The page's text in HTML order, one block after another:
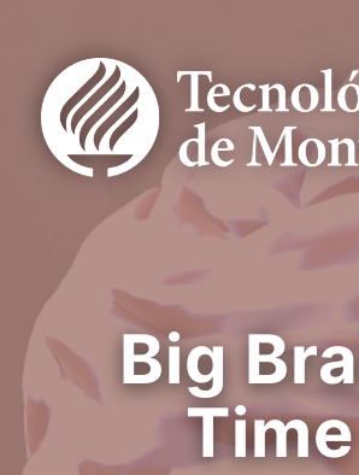
Big
Time